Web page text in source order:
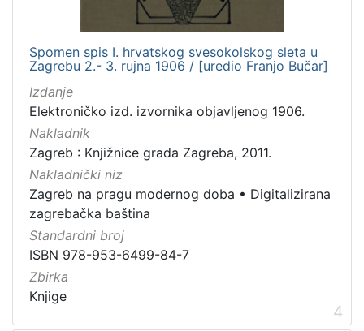
Spomen spis I. hrvatskog svesokolskog sleta u
Zagrebu 2.- 3. rujna 1906 / [uredio Franjo Bučar]
Izdanje
Elektroničko izd. izvornika objavljenog 1906.
Nakladnik
Zagreb : Knjižnice grada Zagreba, 2011.
Nakladnički niz
Zagreb na pragu modernog doba • Digitalizirana
zagrebačka baština
Standardni broj
ISBN 978-953-6499-84-7
Zbirka
Knjige
4